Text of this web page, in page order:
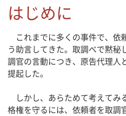
はじめに
これまでに多くの事件で、依
う助言してきた。取調べで黙秘
調官の言動につき、原告代理人
提起した。
しかし、あらためて考えてみ
格権を守るには、依頼者を取調